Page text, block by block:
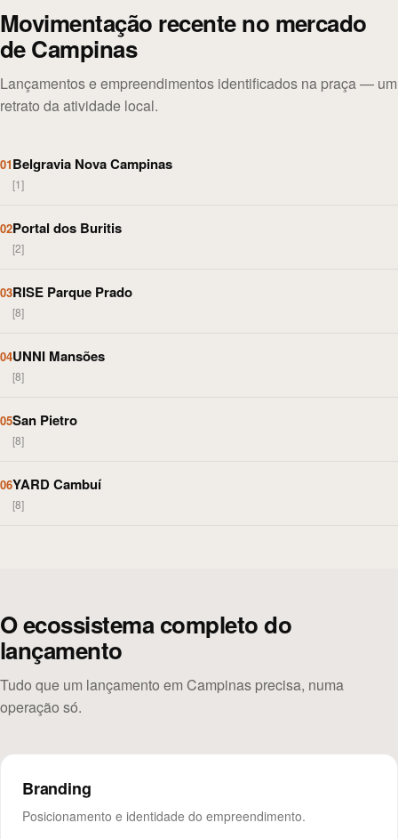
Movimentação recente no mercado
de Campinas
Lançamentos e empreendimentos identificados na praça — um
retrato da atividade local.
01Belgravia Nova Campinas
[1]
02Portal dos Buritis
[2]
03RISE Parque Prado
[8]
04UNNI Mansões
[8]
05San Pietro
[8]
06YARD Cambuí
[8]
O ecossistema completo do
lançamento
Tudo que um lançamento em Campinas precisa, numa
operação só.
Branding
Posicionamento e identidade do empreendimento.